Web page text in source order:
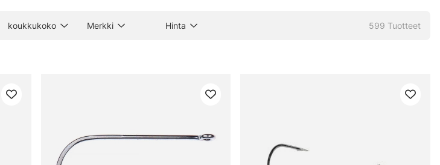
koukkukoko Merkki Hinta 599 Tuotteet